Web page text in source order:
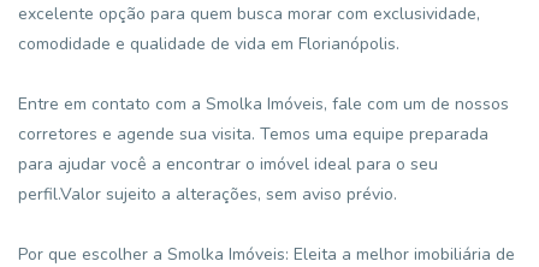
excelente opção para quem busca morar com exclusividade,
comodidade e qualidade de vida em Florianópolis.
Entre em contato com a Smolka Imóveis, fale com um de nossos
corretores e agende sua visita. Temos uma equipe preparada
para ajudar você a encontrar o imóvel ideal para o seu
perfil.Valor sujeito a alterações, sem aviso prévio.
Por que escolher a Smolka Imóveis: Eleita a melhor imobiliária de